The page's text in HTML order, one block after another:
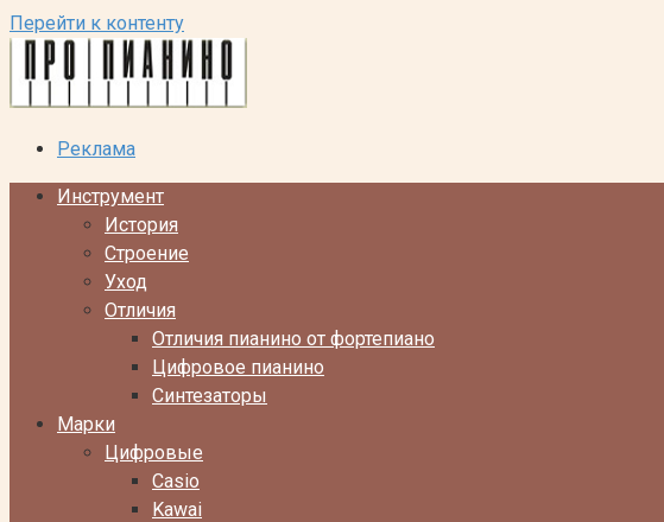
Перейти к контенту
Реклама
Инструмент
История
Строение
Уход
Отличия
Отличия пианино от фортепиано
Цифровое пианино
Синтезаторы
Марки
Цифровые
Casio
Kawai